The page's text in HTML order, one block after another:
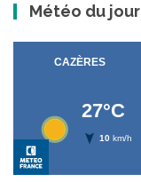
Météo du jour